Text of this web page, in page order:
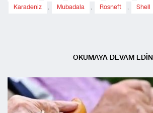
Karadeniz
, Mubadala , Rosneft , Shell
OKUMAYA DEVAM EDİN